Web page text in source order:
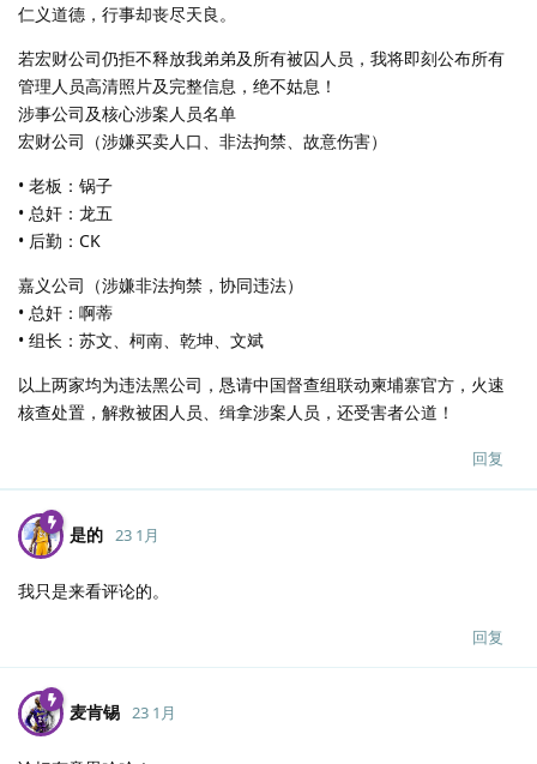
仁义道德，行事却丧尽天良。
若宏财公司仍拒不释放我弟弟及所有被囚人员，我将即刻公布所有
管理人员高清照片及完整信息，绝不姑息！
涉事公司及核心涉案人员名单
宏财公司（涉嫌买卖人口、非法拘禁、故意伤害）
• 老板：锅子
• 总奸：龙五
• 后勤：CK
嘉义公司（涉嫌非法拘禁，协同违法）
• 总奸：啊蒂
• 组长：苏文、柯南、乾坤、文斌
以上两家均为违法黑公司，恳请中国督查组联动柬埔寨官方，火速
核查处置，解救被困人员、缉拿涉案人员，还受害者公道！
回复
是的 23 1月
我只是来看评论的。
回复
麦肯锡 23 1月